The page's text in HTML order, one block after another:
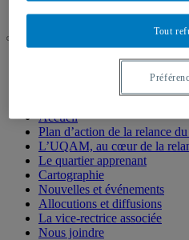
Relance du Quartier latin
Accueil
Plan d’action de la relance
L’UQAM, au cœur de la
Le quartier apprenant
Cartographie
Nouvelles et événements
Allocutions et diffusions
La vice-rectrice associée
Nous joindre
Tout